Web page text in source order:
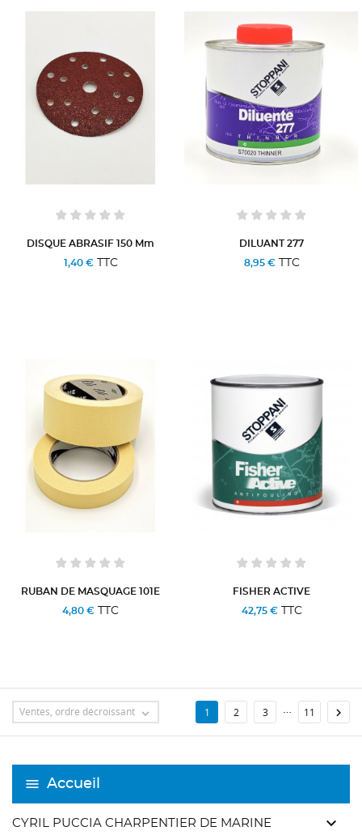
Accueil
CYRIL PUCCIA CHARPENTIER DE MARINE keyboard_arrow_down
DISQUE ABRASIF 150 Mm
1,40 €TTC
DILUANT 277
8,95 €TTC
RUBAN DE MASQUAGE 101E
4,80 € TTC
FISHER ACTIVE
42,75 €TTC
Ventes, ordre décroissant  1 2 3 … 11 